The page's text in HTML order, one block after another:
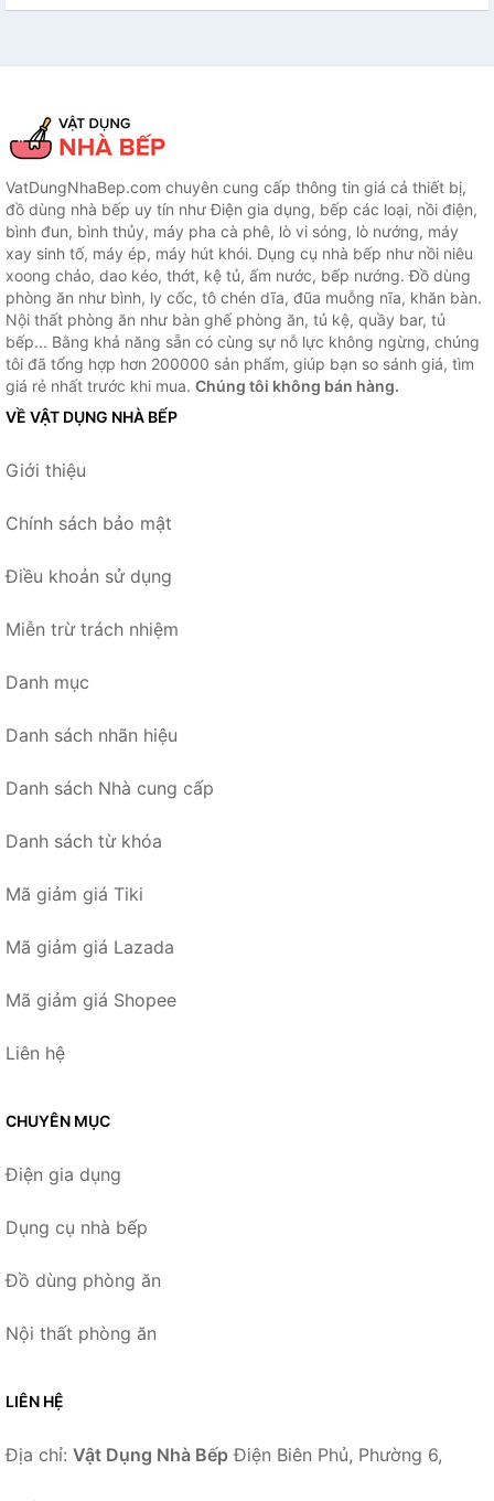
VatDungNhaBep.com chuyên cung cấp thông tin giá cả thiết bị,
đồ dùng nhà bếp uy tín như Điện gia dụng, bếp các loại, nồi điện,
bình đun, bình thủy, máy pha cà phê, lò vi sóng, lò nướng, máy
xay sinh tố, máy ép, máy hút khói. Dụng cụ nhà bếp như nồi niêu
xoong chảo, dao kéo, thớt, kệ tủ, ấm nước, bếp nướng. Đồ dùng
phòng ăn như bình, ly cốc, tô chén dĩa, đũa muỗng nĩa, khăn bàn.
Nội thất phòng ăn như bàn ghế phòng ăn, tủ kệ, quầy bar, tủ
bếp... Bằng khả năng sẵn có cùng sự nỗ lực không ngừng, chúng
tôi đã tổng hợp hơn 200000 sản phẩm, giúp bạn so sánh giá, tìm
giá rẻ nhất trước khi mua. Chúng tôi không bán hàng.
VỀ VẬT DỤNG NHÀ BẾP
Giới thiệu
Chính sách bảo mật
Điều khoản sử dụng
Miễn trừ trách nhiệm
Danh mục
Danh sách nhãn hiệu
Danh sách Nhà cung cấp
Danh sách từ khóa
Mã giảm giá Tiki
Mã giảm giá Lazada
Mã giảm giá Shopee
Liên hệ
CHUYÊN MỤC
Điện gia dụng
Dụng cụ nhà bếp
Đồ dùng phòng ăn
Nội thất phòng ăn
LIÊN HỆ
Địa chỉ: Vật Dụng Nhà Bếp Điện Biên Phủ, Phường 6,